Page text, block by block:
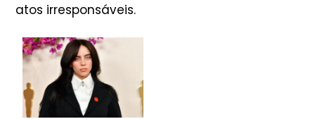
atos irresponsáveis.